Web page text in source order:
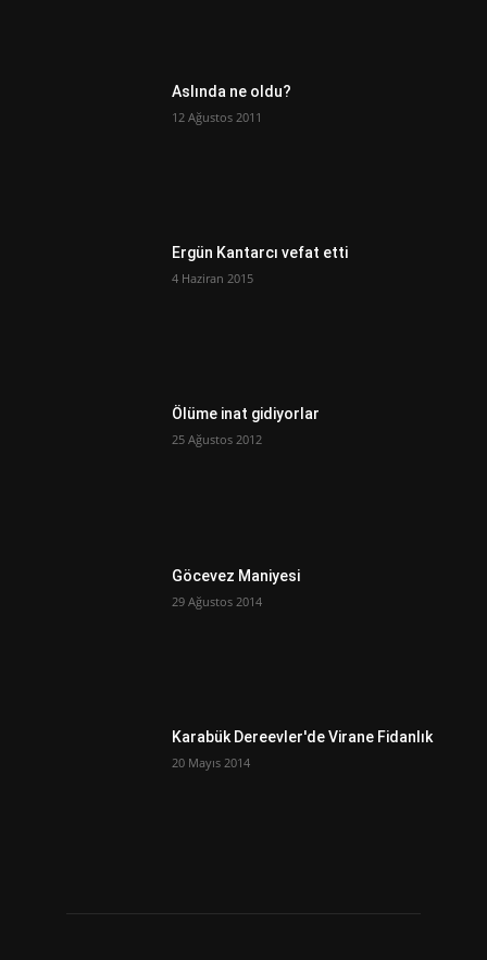
Aslında ne oldu?
12 Ağustos 2011
Ergün Kantarcı vefat etti
4 Haziran 2015
Ölüme inat gidiyorlar
25 Ağustos 2012
Göcevez Maniyesi
29 Ağustos 2014
Karabük Dereevler'de Virane Fidanlık
20 Mayıs 2014